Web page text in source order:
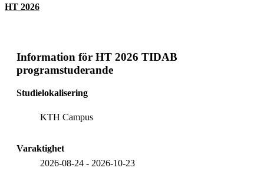
HT 2026
Information för HT 2026 TIDAB
programstuderande
Studielokalisering
KTH Campus
Varaktighet
2026-08-24 - 2026-10-23